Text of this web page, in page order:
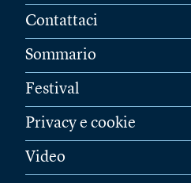
Contattaci
Sommario
Festival
Privacy e cookie
Video